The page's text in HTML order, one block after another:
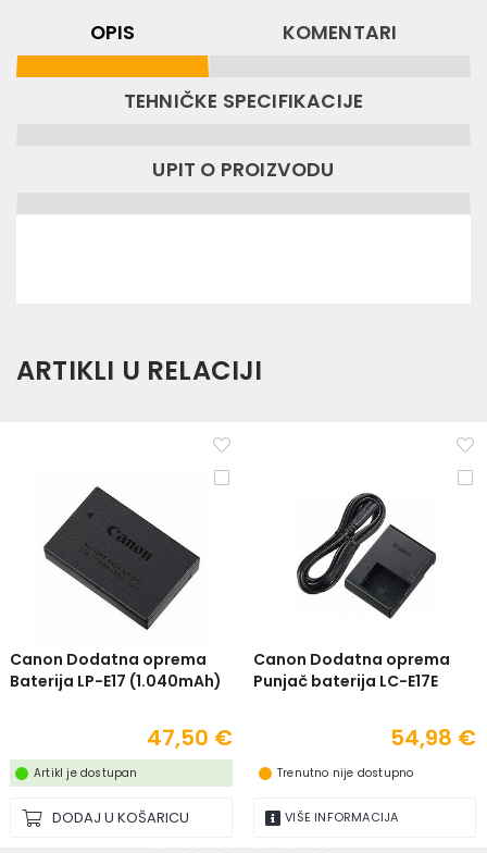
OPIS KOMENTARI
TEHNIČKE SPECIFIKACIJE
UPIT O PROIZVODU
ARTIKLI U RELACIJI
Canon Dodatna oprema
Baterija LP-E17 (1.040mAh)
47,50 €
Artikl je dostupan
DODAJ U KOŠARICU
Canon Dodatna oprema
Punjač baterija LC-E17E
54,98 €
Trenutno nije dostupno
VIŠE INFORMACIJA